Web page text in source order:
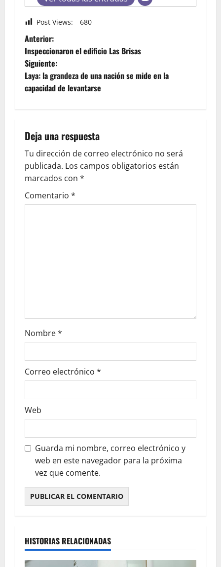
Post Views: 680
Anterior:
Inspeccionaron el edificio Las Brisas
Siguiente:
Laya: la grandeza de una nación se mide en la
capacidad de levantarse
Deja una respuesta
Tu dirección de correo electrónico no será
publicada. Los campos obligatorios están
marcados con *
Comentario *
Nombre*
Correo electrónico *
Web
Guarda mi nombre, correo electrónico y
web en este navegador para la próxima
vez que comente.
HISTORIAS RELACIONADAS